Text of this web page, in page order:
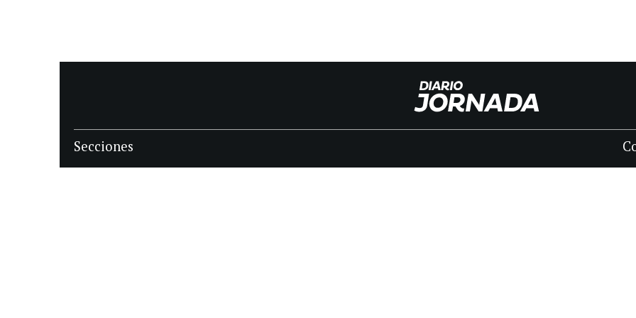
Secciones